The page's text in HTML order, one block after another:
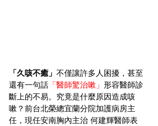
「久咳不癒」 不僅讓許多人困擾，甚至
還有一句話 「醫師驚治嗽」 形容醫師診
斷上的不易。究竟是什麼原因造成咳
嗽？前台北榮總宜蘭分院加護病房主
任，現任安南胸內主治 何建輝醫師表